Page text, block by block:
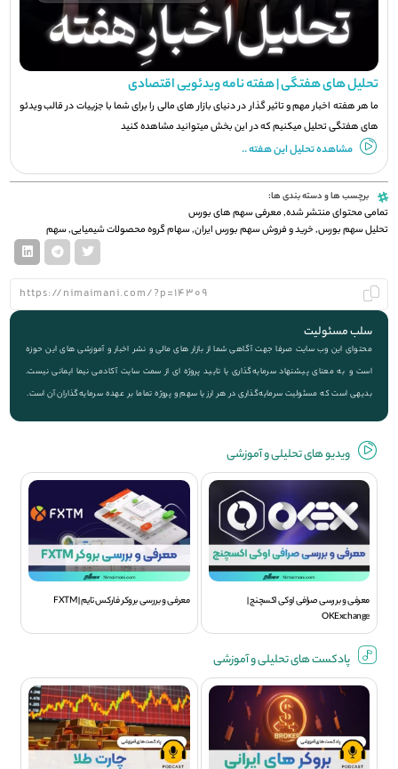
تحلیل های هفتگی | هفته نامه ویدئویی اقتصادی
ما هر هفته اخبار مهم و تاثیر گذار در دنیای بازار های مالی را برای شما با جزيیات در قالب ویدئو
های هفتگی تحلیل میکنیم که در این بخش میتوانید مشاهده کنید
مشاهده تحلیل این هفته ..
برچسب ها و دسته بندی ها:
تمامی محتوای منتشر شده,معرفی سهم های بورس
تحلیل سهم بورس,خرید و فروش سهم بورس ایران,سهام گروه محصولات شیمیایی,سهم
سلب مسئولیت
محتوای این وب سایت صرفا جهت آگاهی شما از بازار های مالی و نشر اخبار و آموزشی های این حوزه
است و به معنای پیشنهاد سرمایه‌گذاری یا تایید پروژه ای از سمت سایت آکادمی نیما ایمانی نیست.
بدیهی است که مسئولیت سرمایه‌گذاری در هر ارز یا سهم و پروژه تماما بر عهده سرمایه‌گذاران آن است.
ویديو های تحلیلی و آموزشی
معرفی و بررسی صرافی اوکی اکسچنج |
OKExchange
معرفی و بررسی بروکر فارکس تایم | FXTM
پادکست های تحلیلی و آموزشی